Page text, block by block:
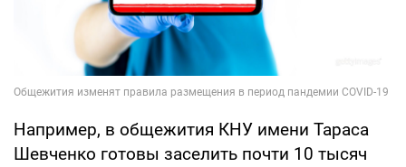
Например, в общежития КНУ имени Тараса
Шевченко готовы заселить почти 10 тысяч